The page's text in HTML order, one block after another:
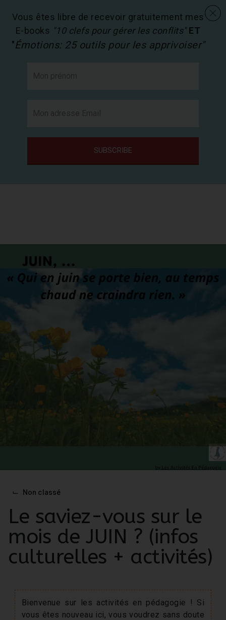
menu Les activités en pédagogie search
⌙ Non classé
Le saviez-vous sur le
mois de JUIN ? (infos
culturelles + activités)
Bienvenue sur les activités en pédagogie ! Si
vous êtes nouveau ici, vous voudrez sans doute
Vous êtes libre de recevoir gratuitement mes
E-books "10 clefs pour gérer les conflits" ET
"Émotions: 25 outils pour les apprivoiser"
SUBSCRIBE